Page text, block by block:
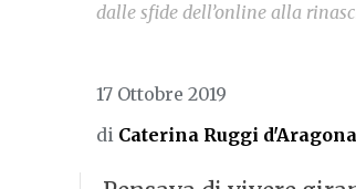
dalle sfide dell’online alla
17 Ottobre 2019
di Caterina Ruggi d'Aragona